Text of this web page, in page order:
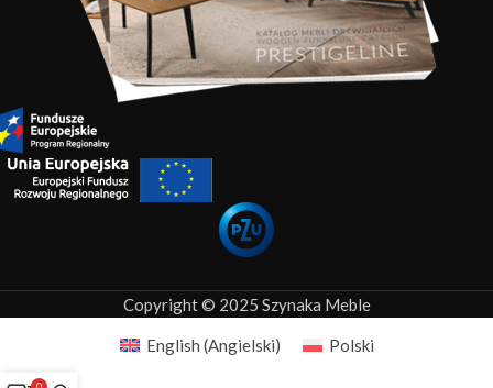
Copyright © 2025 Szynaka Meble
English (Angielski) Polski